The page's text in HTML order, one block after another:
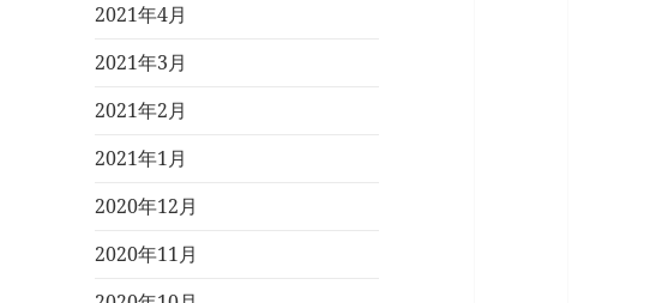
2021年4月
2021年3月
2021年2月
2021年1月
2020年12月
2020年11月